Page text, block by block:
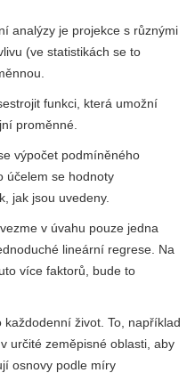
analýzy je projekce s různými
(ve statistikách se to
funkci, která umožní
proměnné.
výpočet podmíněného
účelem se hodnoty
jak jsou uvedeny.
v úvahu pouze jedna
lineární regrese. Na
více faktorů, bude to
život. To, například
určité zeměpisné oblasti, aby
osnovy podle míry